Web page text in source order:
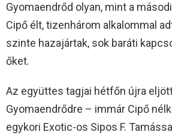
Gyomaendrőd olyan, mint a
Cipő élt, tizenhárom alkalommal
szinte hazajártak, sok baráti
őket.
Az együttes tagjai hétfőn újra
Gyomaendrődre – immár Cipő
egykori Exotic-os Sipos F.